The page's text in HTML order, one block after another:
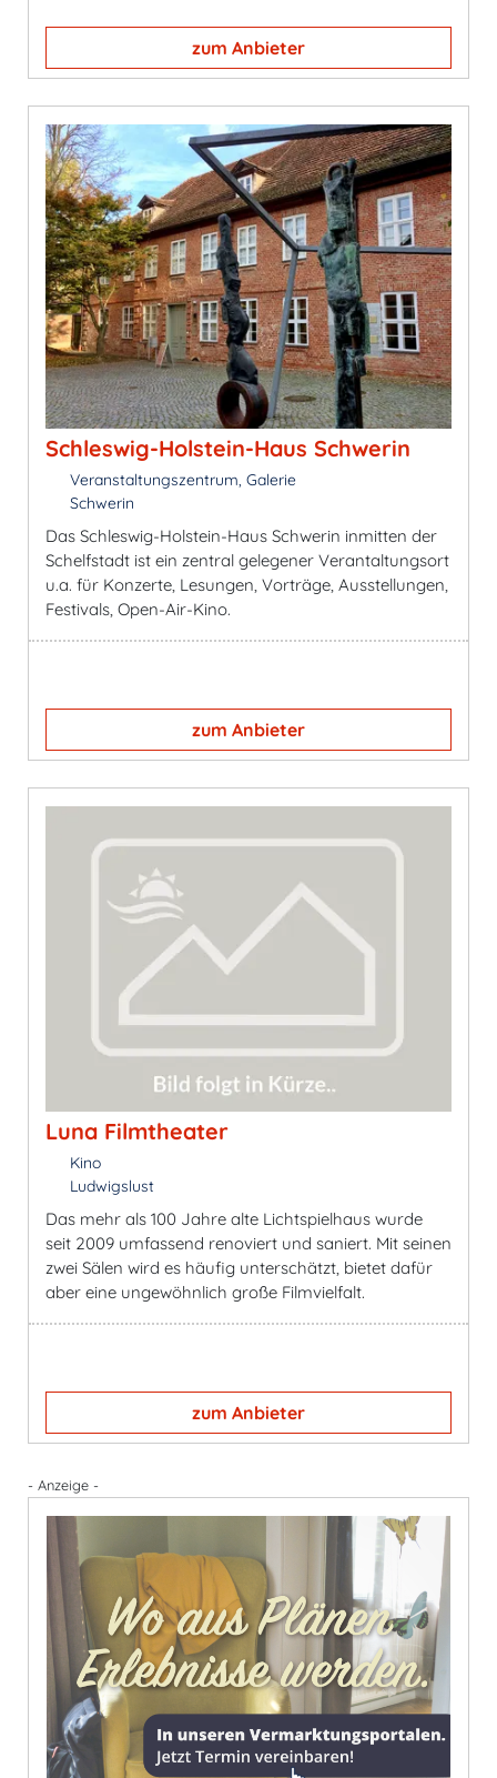
zum Anbieter
Schleswig-Holstein-Haus Schwerin
Veranstaltungszentrum, Galerie
Schwerin
Das Schleswig-Holstein-Haus Schwerin inmitten der
Schelfstadt ist ein zentral gelegener Verantaltungsort
u.a. für Konzerte, Lesungen, Vorträge, Ausstellungen,
Festivals, Open-Air-Kino.
zum Anbieter
Luna Filmtheater
Kino
Ludwigslust
Das mehr als 100 Jahre alte Lichtspielhaus wurde
seit 2009 umfassend renoviert und saniert. Mit seinen
zwei Sälen wird es häufig unterschätzt, bietet dafür
aber eine ungewöhnlich große Filmvielfalt.
zum Anbieter
- Anzeige -